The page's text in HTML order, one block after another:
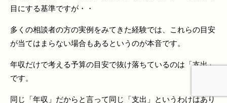
目にする基準ですが・・
多くの相談者の方の実例をみてきた経験では、これらの目安
が当てはまらない場合もあるというのが本音です。
年収だけで考える予算の目安で抜け落ちているのは「支出」
です。
同じ「年収」だからと言って同じ「支出」というわけはあり